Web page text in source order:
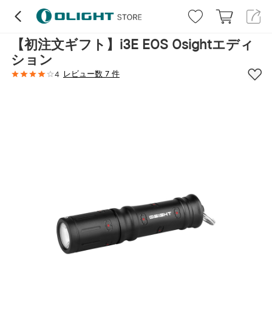
【初注文ギフト】i3E EOS Osightエディ
ション
4 レビュー数 7 件